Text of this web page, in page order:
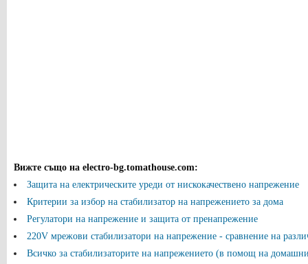
Вижте също на electro-bg.tomathouse.com:
Защита на електрическите уреди от нискокачествено напрежение
Критерии за избор на стабилизатор на напрежението за дома
Регулатори на напрежение и защита от пренапрежение
220V мрежови стабилизатори на напрежение - сравнение на
Всичко за стабилизаторите на напрежението (в помощ на